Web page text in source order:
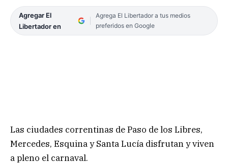
Agregar El
Libertador en
Agrega El Libertador a tus medios
preferidos en Google
Las ciudades correntinas de Paso de los Libres,
Mercedes, Esquina y Santa Lucía disfrutan y viven
a pleno el carnaval.